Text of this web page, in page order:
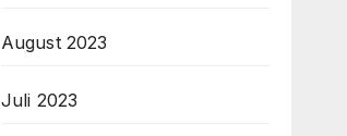
August 2023
Juli 2023